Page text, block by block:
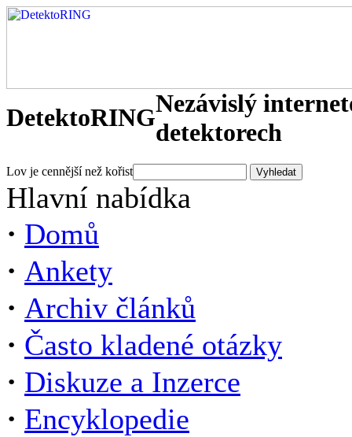
DetektoRINGNezávislý
detektorech
Lov je cennější než kořist
Hlavní nabídka
· Domů
· Ankety
· Archiv článků
· Často kladené otázky
· Diskuze a Inzerce
· Encyklopedie